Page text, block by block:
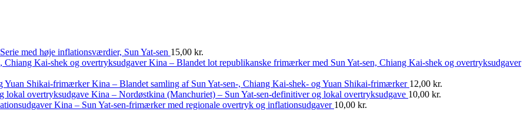
med høje inflationsværdier, Sun Yat-sen 15,00 kr.
Kina – Blandet lot republikanske frimærker med Sun Yat-sen, Chiang Kai-shek og overtryksudgaver
Kina – Blandet samling af Sun Yat-sen-, Chiang Kai-shek- og Yuan Shikai-frimærker 12,00 kr.
Kina – Nordøstkina (Manchuriet) – Sun Yat-sen-definitiver og lokal overtryksudgave 10,00 kr.
Kina – Sun Yat-sen-frimærker med regionale overtryk og inflationsudgaver 10,00 kr.